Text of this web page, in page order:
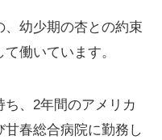
、幼少期の杏との約束
働いています。
、2年間のアメリカ
春総合病院に勤務し